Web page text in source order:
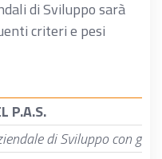
di Sviluppo sarà
criteri e pesi
P.A.S.
di Sviluppo con gli